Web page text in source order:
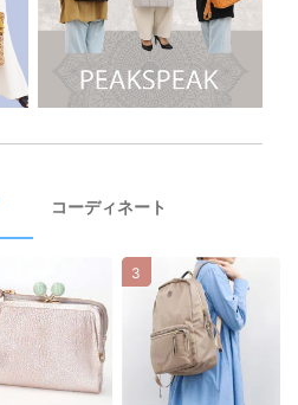
コーディネート
3